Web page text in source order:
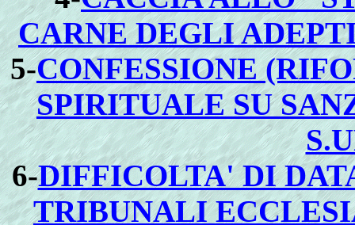
CARNE DEGLI
5-CONFESSIONE
SPIRITUALE SU
6-DIFFICOLTA' DI
TRIBUNALI